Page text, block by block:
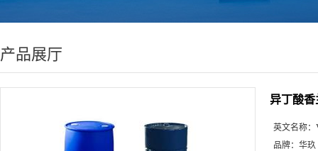
产品展厅
异丁酸香
英文名称：
品牌： 华玖